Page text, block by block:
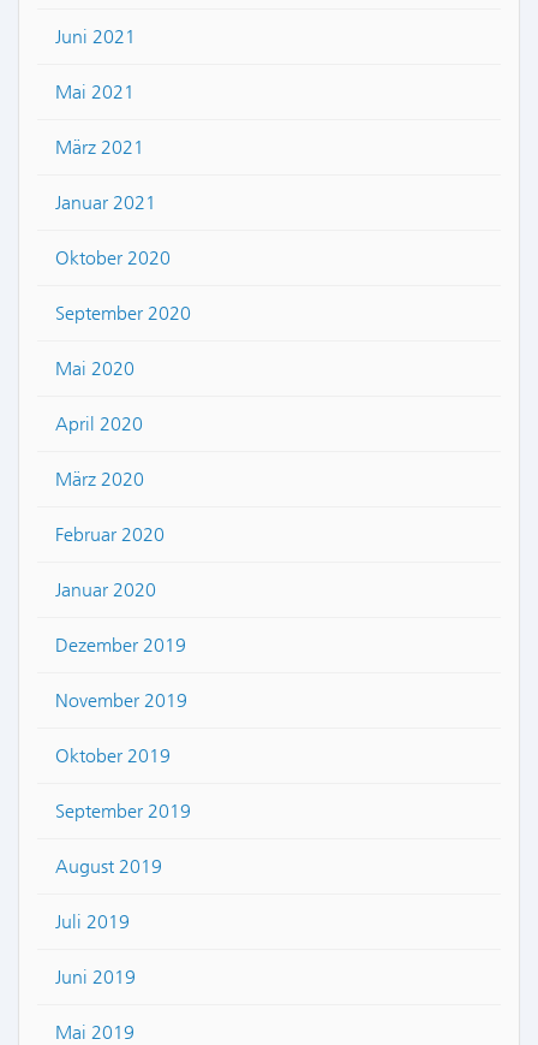
Juni 2021
Mai 2021
März 2021
Januar 2021
Oktober 2020
September 2020
Mai 2020
April 2020
März 2020
Februar 2020
Januar 2020
Dezember 2019
November 2019
Oktober 2019
September 2019
August 2019
Juli 2019
Juni 2019
Mai 2019